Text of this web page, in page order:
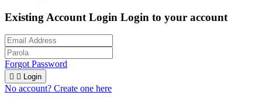
Existing Account Login Login to your account
Forgot Password
  Login
No account? Create one here